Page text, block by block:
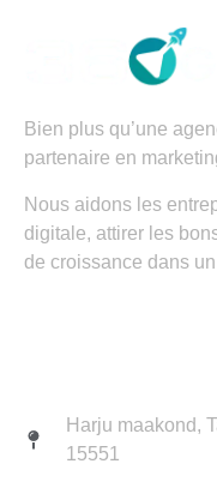
Des stratégies
EN
Bien plus qu’une
partenaire en
Nous aidons les
digitale, attirer les
de croissance dans
Harju maakond,
15551